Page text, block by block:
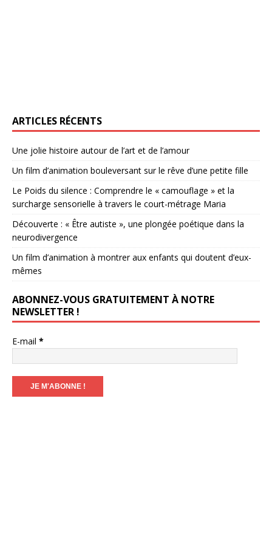
ARTICLES RÉCENTS
Une jolie histoire autour de l’art et de l’amour
Un film d’animation bouleversant sur le rêve d’une petite fille
Le Poids du silence : Comprendre le « camouflage » et la
surcharge sensorielle à travers le court-métrage Maria
Découverte : « Être autiste », une plongée poétique dans la
neurodivergence
Un film d’animation à montrer aux enfants qui doutent d’eux-
mêmes
ABONNEZ-VOUS GRATUITEMENT À NOTRE
NEWSLETTER !
E-mail *